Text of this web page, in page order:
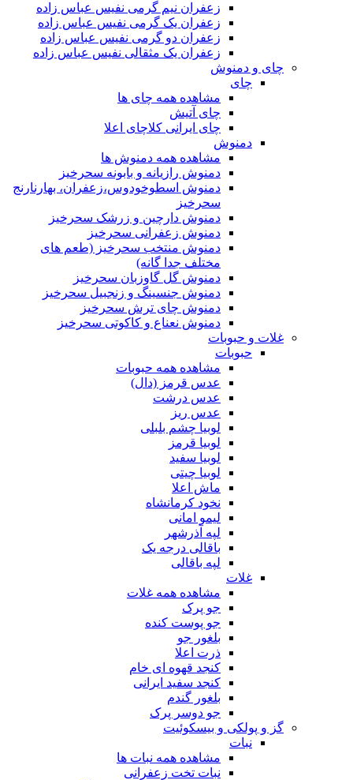
زعفران نیم گرمی نفیس عباس زاده
زعفران یک گرمی نفیس عباس زاده
زعفران دو گرمی نفیس عباس زاده
زعفران یک مثقالی نفیس عباس زاده
چای و دمنوش
چای
مشاهده همه چای ها
چای آتیش
چای ایرانی کلاچای اعلا
دمنوش
مشاهده همه دمنوش ها
دمنوش رازیانه و بابونه سحرخیز
دمنوش اسطوخودوس،زعفران، بهارنارنج
سحرخیز
دمنوش دارچین و زرشک سحرخیز
دمنوش زعفرانی سحرخیز
دمنوش منتخب سحرخیز (طعم های
مختلف جدا گانه)
دمنوش گل گاوزبان سحرخیز
دمنوش جنسینگ و زنجبیل سحرخیز
دمنوش چای ترش سحرخیز
دمنوش نعناع و کاکوتی سحرخیز
غلات و حبوبات
حبوبات
مشاهده همه حبوبات
عدس قرمز (دال)
عدس درشت
عدس ریز
لوبیا چشم بلبلی
لوبیا قرمز
لوبیا سفید
لوبیا چیتی
ماش اعلا
نخود کرمانشاه
لیمو امانی
لپه آذرشهر
باقالی درجه یک
لپه باقالی
غلات
مشاهده همه غلات
جو پرک
جو پوست کنده
بلغور جو
ذرت اعلا
کنجد قهوه ای خام
کنجد سفید ایرانی
بلغور گندم
جو دوسر پرک
گز و پولکی و بیسکوئیت
نبات
مشاهده همه نبات ها
نبات تخت زعفرانی